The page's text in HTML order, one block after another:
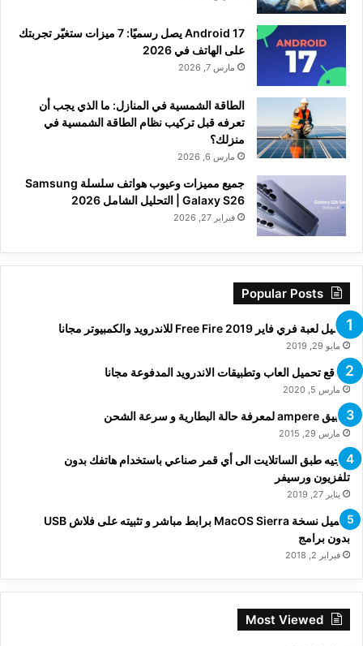
Android 17 يصل رسميًا: 7 ميزات ستغيّر تجربتك
على الهاتف في 2026
مارس 7, 2026
الطاقة الشمسية في المنازل: ما الذي يجب أن
تعرفه قبل تركيب نظام الطاقة الشمسية في
منزلك؟
مارس 6, 2026
جميع مميزات وعيوب هواتف سلسلة Samsung
Galaxy S26 | التحليل الشامل 2026
فبراير 27, 2026
Popular Posts
تحميل لعبة فري فاير Free Fire 2019 للاندرويد والكمبيوتر مجانا
مايو 29, 2019
مواقع تحميل العاب وتطبيقات الاندرويد المدفوعة مجانا
مارس 5, 2020
تطبيق ampere لمعرفة حالة البطارية و سرعة الشحن
مارس 29, 2015
توجيه طبق الساتلايت الى أي قمر صناعي باستخدام هاتفك بدون
تلفزيون ورسيفر
يناير 27, 2019
تحميل نسخة MacOS Sierra برابط مباشر و تثبيته على فلاش USB
بدون برامج
فبراير 2, 2018
Most Viewed